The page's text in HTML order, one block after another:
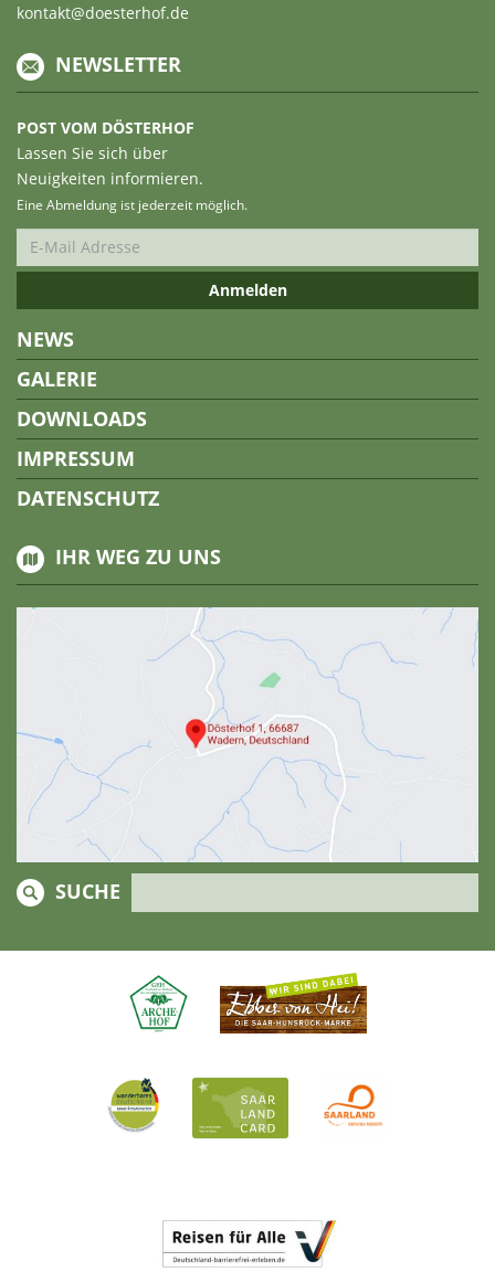
kontakt@doesterhof.de
NEWSLETTER
POST VOM DÖSTERHOF
Lassen Sie sich über
Neuigkeiten informieren.
Eine Abmeldung ist jederzeit möglich.
NEWS
GALERIE
DOWNLOADS
IMPRESSUM
DATENSCHUTZ
IHR WEG ZU UNS
SUCHE